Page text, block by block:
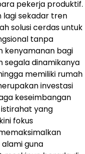
pekerja produktif.
lagi sekadar tren
solusi cerdas untuk
tanpa
kenyamanan bagi
segala dinamikanya
memiliki rumah
investasi
keseimbangan
yang
fokus
guna